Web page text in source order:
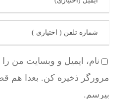
نام، ایمیل و وبسایت من را
مرورگر ذخیره کن. بعدا هم
بپرسم.